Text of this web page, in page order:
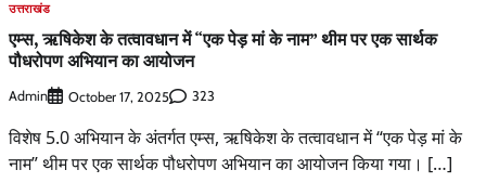
उत्तराखंड
एम्स, ऋषिकेश के तत्वावधान में “एक पेड़ मां के नाम” थीम पर एक सार्थक
पौधरोपण अभियान का आयोजन
Admin October 17, 2025 323
विशेष 5.0 अभियान के अंतर्गत एम्स, ऋषिकेश के तत्वावधान में “एक पेड़ मां के
नाम” थीम पर एक सार्थक पौधरोपण अभियान का आयोजन किया गया। […]